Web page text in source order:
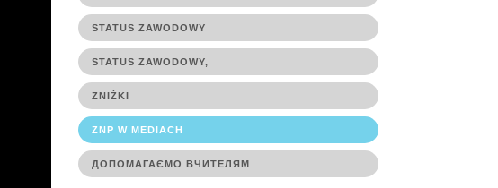
STATUS ZAWODOWY
STATUS ZAWODOWY,
ZNIŻKI
ZNP W MEDIACH
ДОПОМАГАЄМО ВЧИТЕЛЯМ